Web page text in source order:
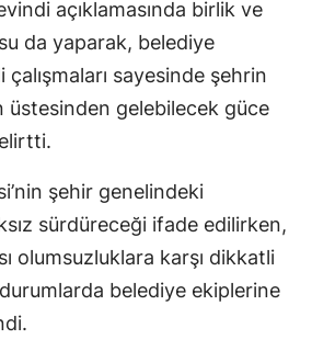
açıklamasında birlik ve
da yaparak, belediye
sayesinde şehrin
üstesinden gelebilecek güce
şehir genelindeki
sürdüreceği ifade edilirken,
olumsuzluklara karşı dikkatli
belediye ekiplerine